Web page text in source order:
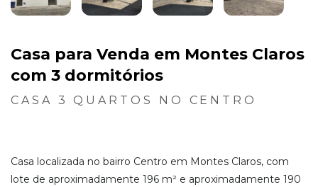
Casa para Venda em Montes Claros
com 3 dormitórios
CASA 3 QUARTOS NO CENTRO
Casa localizada no bairro Centro em Montes Claros, com
lote de aproximadamente 196 m² e aproximadamente 190